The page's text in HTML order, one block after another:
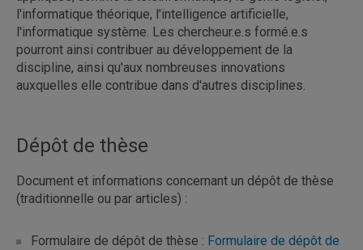
l'informatique théorique, l'intelligence artificielle,
l'informatique système. Les chercheur.e.s formé.e.s
pourront ainsi contribuer au développement de la
discipline, ainsi qu'aux nombreuses innovations
auxquelles elle contribue dans d'autres disciplines.
Dépôt de thèse
Document et informations concernant un dépôt de thèse
(traditionnelle ou par articles) :
Formulaire de dépôt de thèse : Formulaire de dépôt de